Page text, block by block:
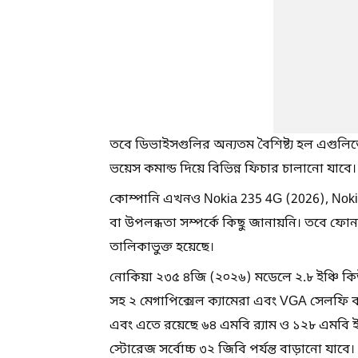
তবে ডিভাইসগুলির অন্যতম বৈশিষ্ট্য হল
ভয়েস কমান্ড দিয়ে বিভিন্ন ফিচার চালানো যাবে।
কোম্পানি এখনও Nokia 235 4G (2026),
বা উপলব্ধতা সম্পর্কে কিছু জানায়নি। তবে
তালিকাভুক্ত হয়েছে।
নোকিয়া ২৩৫ ৪জি (২০২৬) মডেলে ২.৮ ইঞ্চি
সহ ২ মেগাপিক্সেল ক্যামেরা এবং VGA সেলফি
এবং এতে রয়েছে ৬৪ এমবি র‌্যাম ও ১২৮ এমবি
স্টোরেজ সর্বোচ্চ ৩২ জিবি পর্যন্ত বাড়ানো যাবে।